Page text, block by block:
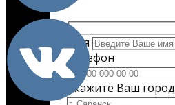
Имя
Телефон
Укажите Ваш город